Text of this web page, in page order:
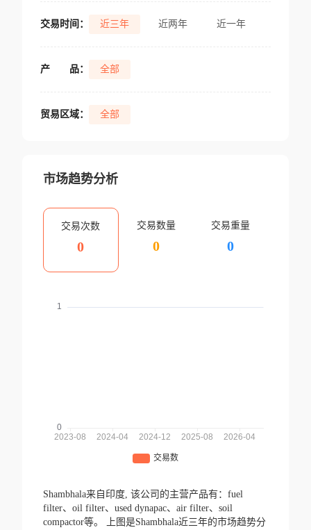
交易时间： 近三年 近两年 近一年
产 品： 全部
贸易区域： 全部
市场趋势分析
交易次数
0
交易数量
0
交易重量
0
Shambhala来自印度, 该公司的主营产品有：fuel
filter、oil filter、used dynapac、air filter、soil
compactor等。
上图是Shambhala近三年的市场趋势分